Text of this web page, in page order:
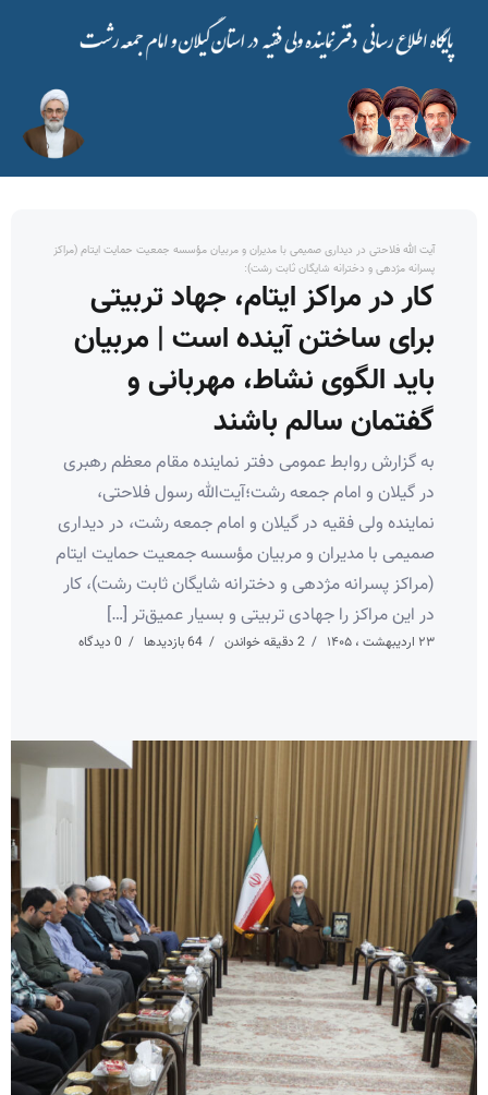
آیت الله فلاحتی در دیداری صمیمی با مدیران و مربیان مؤسسه جمعیت حمایت ایتام (مراکز
پسرانه مژدهی و دخترانه شایگان ثابت رشت):
کار در مراکز ایتام، جهاد تربیتی
برای ساختن آینده است | مربیان
باید الگوی نشاط، مهربانی و
گفتمان سالم باشند
به گزارش روابط عمومی دفتر نماینده مقام معظم رهبری
در گیلان و امام جمعه رشت؛آیت‌الله رسول فلاحتی،
نماینده ولی فقیه در گیلان و امام جمعه رشت، در دیداری
صمیمی با مدیران و مربیان مؤسسه جمعیت حمایت ایتام
(مراکز پسرانه مژدهی و دخترانه شایگان ثابت رشت)، کار
در این مراکز را جهادی تربیتی و بسیار عمیق‌تر […]
۲۳ اردیبهشت ، ۱۴۰۵ 2 دقیقه خواندن 64 بازدیدها 0 دیدگاه